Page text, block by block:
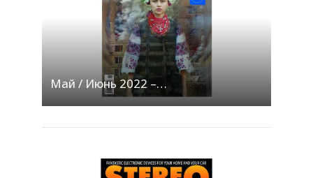
Май / Июнь 2022 –…